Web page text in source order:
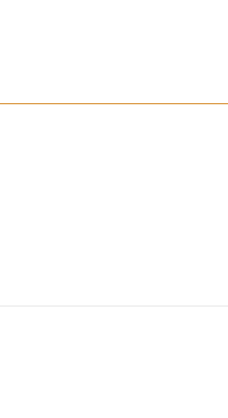
моды подано 1047
моды, которая пройдет в
половину из них (494)